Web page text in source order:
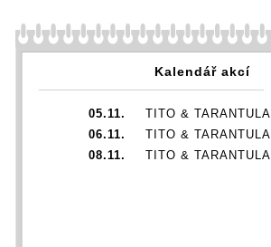
Kalendář akcí
05.11.
TITO & TARANTULA
06.11.
TITO & TARANTULA
08.11.
TITO & TARANTULA